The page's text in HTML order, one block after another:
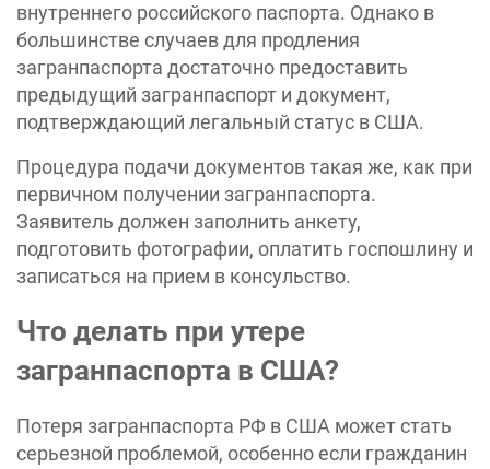
внутреннего российского паспорта. Однако в
большинстве случаев для продления
загранпаспорта достаточно предоставить
предыдущий загранпаспорт и документ,
подтверждающий легальный статус в США.
Процедура подачи документов такая же, как при
первичном получении загранпаспорта.
Заявитель должен заполнить анкету,
подготовить фотографии, оплатить госпошлину и
записаться на прием в консульство.
Что делать при утере
загранпаспорта в США?
Потеря загранпаспорта РФ в США может стать
серьезной проблемой, особенно если гражданин